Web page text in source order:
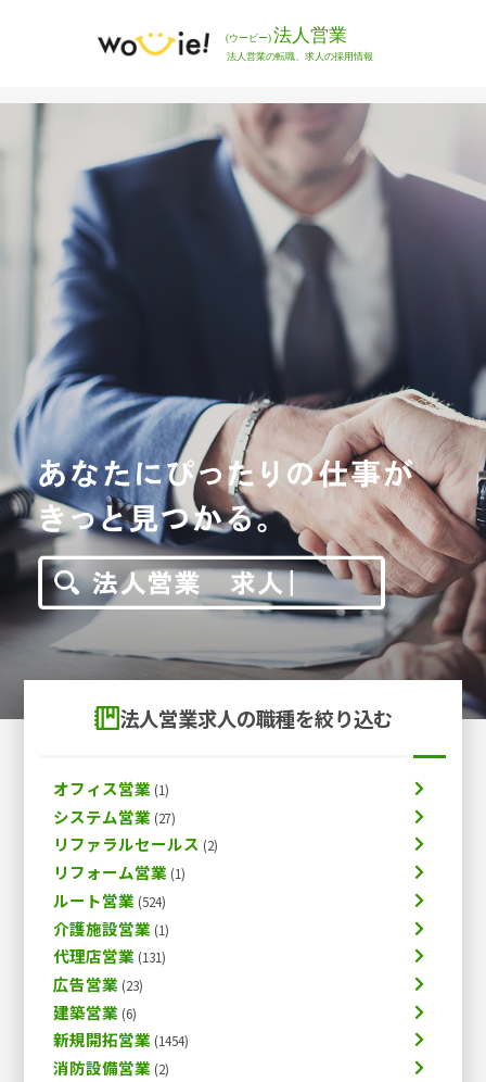
法人営業求人の職種を絞り込む
オフィス営業
システム営業
リファラルセールス
リフォーム営業
ルート営業
介護施設営業
代理店営業
広告営業
建築営業
新規開拓営業
消防設備営業